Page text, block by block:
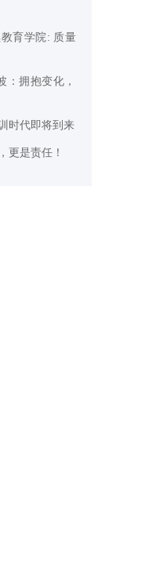
育学院: 质量
：拥抱变化，
时代即将到来
更是责任！